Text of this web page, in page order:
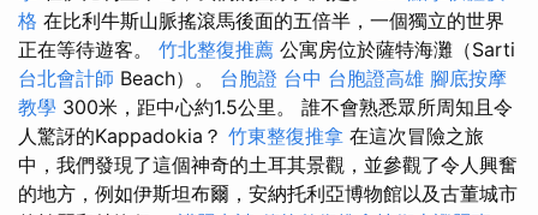
格 在比利牛斯山脈搖滾馬後面的五倍半，一個獨立的世界
正在等待遊客。 竹北整復推薦 公寓房位於薩特海灘（Sarti
台北會計師 Beach）。 台胞證 台中 台胞證高雄 腳底按摩
教學 300米，距中心約1.5公里。 誰不會熟悉眾所周知且令
人驚訝的Kappadokia？ 竹東整復推拿 在這次冒險之旅
中，我們發現了這個神奇的土耳其景觀，並參觀了令人興奮
的地方，例如伊斯坦布爾，安納托利亞博物館以及古董城市